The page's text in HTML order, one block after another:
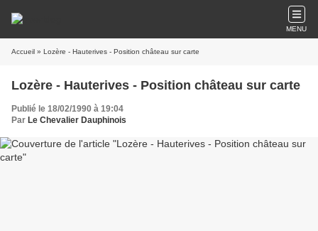
MENU
Accueil » Lozère - Hauterives - Position château sur carte
Lozère - Hauterives - Position château sur carte
Publié le 18/02/1990 à 19:04
Par Le Chevalier Dauphinois